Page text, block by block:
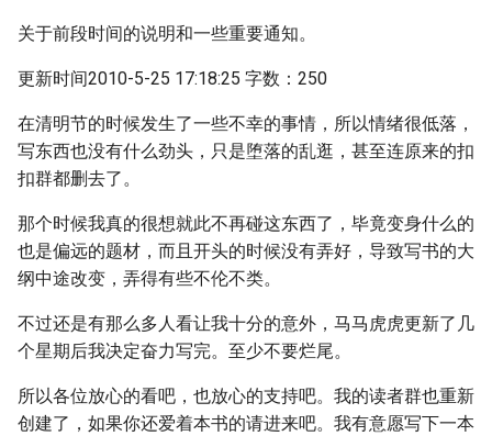
关于前段时间的说明和一些重要通知。
更新时间2010-5-25 17:18:25 字数：250
在清明节的时候发生了一些不幸的事情，所以情绪很低落，
写东西也没有什么劲头，只是堕落的乱逛，甚至连原来的扣
扣群都删去了。
那个时候我真的很想就此不再碰这东西了，毕竟变身什么的
也是偏远的题材，而且开头的时候没有弄好，导致写书的大
纲中途改变，弄得有些不伦不类。
不过还是有那么多人看让我十分的意外，马马虎虎更新了几
个星期后我决定奋力写完。至少不要烂尾。
所以各位放心的看吧，也放心的支持吧。我的读者群也重新
创建了，如果你还爱着本书的请进来吧。我有意愿写下一本